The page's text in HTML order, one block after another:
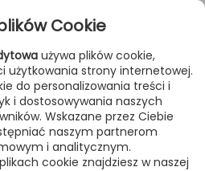
I DOSTAWY
Cookie
używa plików cookie,
użytkowania strony internetowej.
do personalizowania treści i
i dostosowywania naszych
Wskazane przez Ciebie
naszym partnerom
i analitycznym.
cookie znajdziesz w naszej